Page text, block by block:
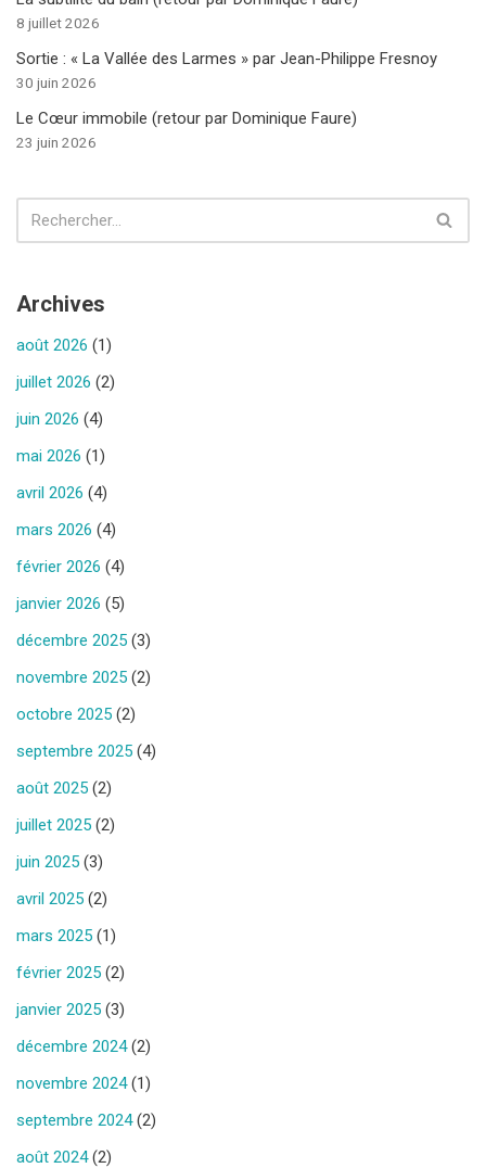
8 juillet 2026
Sortie : « La Vallée des Larmes » par Jean-Philippe Fresnoy
30 juin 2026
Le Cœur immobile (retour par Dominique Faure)
23 juin 2026
Archives
août 2026 (1)
juillet 2026 (2)
juin 2026 (4)
mai 2026 (1)
avril 2026 (4)
mars 2026 (4)
février 2026 (4)
janvier 2026 (5)
décembre 2025 (3)
novembre 2025 (2)
octobre 2025 (2)
septembre 2025 (4)
août 2025 (2)
juillet 2025 (2)
juin 2025 (3)
avril 2025 (2)
mars 2025 (1)
février 2025 (2)
janvier 2025 (3)
décembre 2024(2)
novembre 2024(1)
septembre 2024(2)
août 2024(2)